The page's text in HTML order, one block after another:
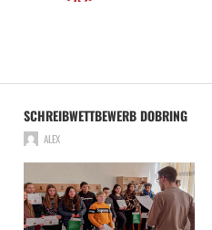
SCHREIBWETTBEWERB DOBRING
ALEX